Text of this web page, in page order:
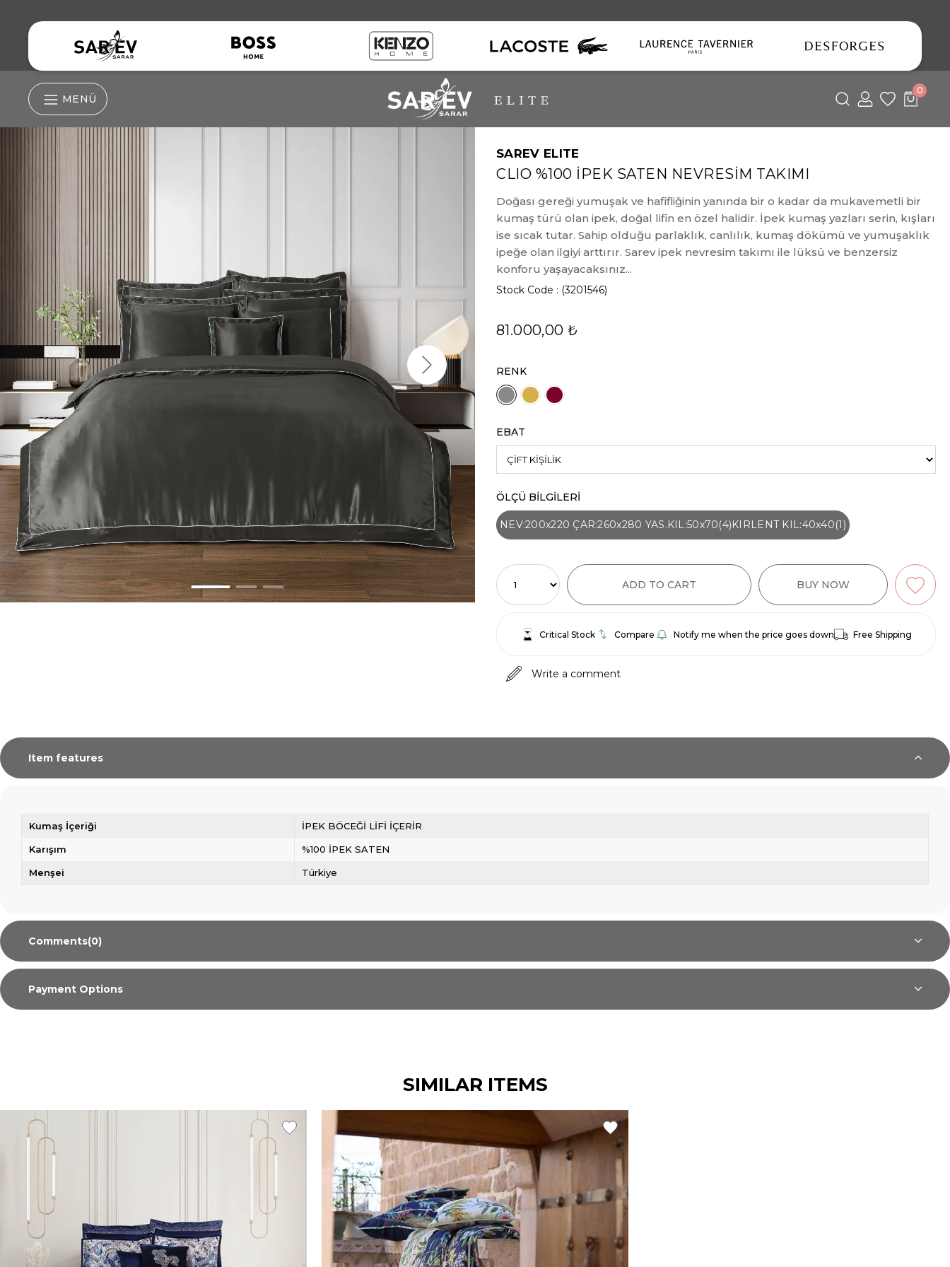
MENÜ
0
SAREV ELITE
CLIO %100 İPEK SATEN NEVRESİM TAKIMI
Doğası gereği yumuşak ve hafifliğinin yanında bir o kadar da mukavemetli bir
kumaş türü olan ipek, doğal lifin en özel halidir. İpek kumaş yazları serin, kışları
ise sıcak tutar. Sahip olduğu parlaklık, canlılık, kumaş dökümü ve yumuşaklık
ipeğe olan ilgiyi arttırır. Sarev ipek nevresim takımı ile lüksü ve benzersiz
konforu yaşayacaksınız...
Stock Code (3201546)
81.000,00 ₺
RENK
EBAT
ÖLÇÜ BİLGİLERİ
NEV:200x220 ÇAR:260x280 YAS.KIL:50x70(4)KIRLENT KIL:40x40(1)
Critical Stock Compare Notify me when the price goes down Free Shipping
Write a comment
Item features
Kumaş İçeriği İPEK BÖCEĞİ LİFİ İÇERİR
Karışım %100 İPEK SATEN
Menşei Türkiye
Comments(0)
Payment Options
SIMILAR ITEMS